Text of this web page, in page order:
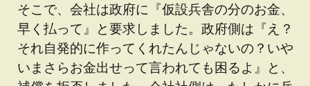
そこで、会社は政府に『仮設兵舎の分のお金、
早く払って』と要求しました。政府側は『え？
それ自発的に作ってくれたんじゃないの？いや
いまさらお金出せって言われても困るよ』と、